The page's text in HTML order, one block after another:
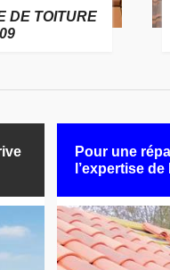
DE TOITURE
09
Pour une
l’expertise